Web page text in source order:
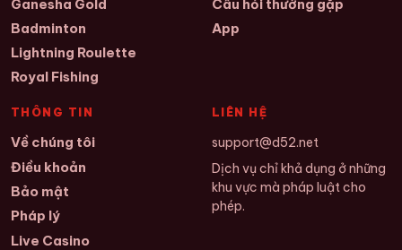
Ganesha Gold
Badminton
Lightning Roulette
Royal Fishing
Câu hỏi thường gặp
App
THÔNG TIN
Về chúng tôi
Điều khoản
Bảo mật
Pháp lý
Live Casino
LIÊN HỆ
support@d52.net
Dịch vụ chỉ khả dụng ở những
khu vực mà pháp luật cho
phép.